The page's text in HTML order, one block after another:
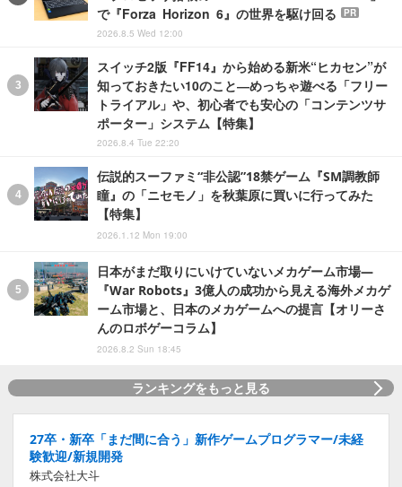
で『Forza Horizon 6』の世界を駆け回る
PR
2026.8.5 Wed 12:00
スイッチ2版『FF14』から始める新米“ヒカセン”が
知っておきたい10のこと―めっちゃ遊べる「フリー
トライアル」や、初心者でも安心の「コンテンツサ
ポーター」システム【特集】
2026.8.4 Tue 22:20
伝説的スーファミ“非公認”18禁ゲーム『SM調教師
瞳』の「ニセモノ」を秋葉原に買いに行ってみた
【特集】
2026.1.12 Mon 19:00
日本がまだ取りにいけていないメカゲーム市場―
『War Robots』3億人の成功から見える海外メカゲ
ーム市場と、日本のメカゲームへの提言【オリーさ
んのロボゲーコラム】
2026.8.2 Sun 18:45
ランキングをもっと見る
27卒・新卒「まだ間に合う」新作ゲームプログラマー/未経
験歓迎/新規開発
株式会社大斗